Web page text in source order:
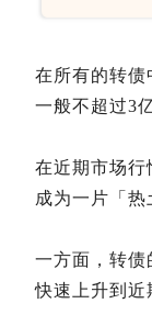
在所有的转债
一般不超过3
在近期市场行
成为一片「热
一方面，转债
快速上升到近